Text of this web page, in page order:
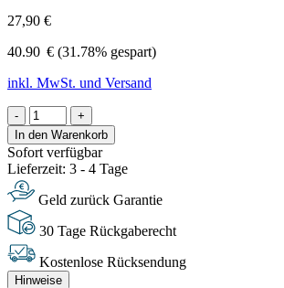
27,90 €
40.90 € (31.78% gespart)
inkl. MwSt. und Versand
-
+
In den Warenkorb
Sofort verfügbar
Lieferzeit: 3 - 4 Tage
Geld zurück Garantie
30 Tage Rückgaberecht
Kostenlose Rücksendung
Hinweise